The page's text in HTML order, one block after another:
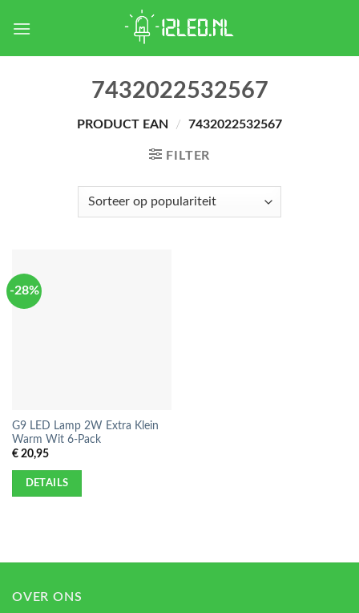
7432022532567
PRODUCT EAN / 7432022532567
FILTER
-28%
G9 LED Lamp 2W Extra Klein
Warm Wit 6-Pack
€20,95
DETAILS
OVER ONS